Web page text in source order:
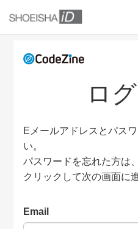
ロ
Eメールアドレスとパス
い。
パスワードを忘れた方は
クリックして次の画面に
Email